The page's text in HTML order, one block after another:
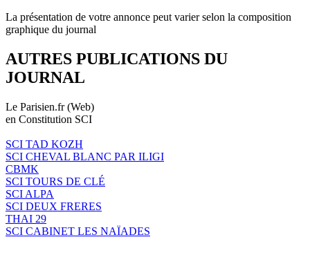
La présentation de votre annonce peut varier selon la composition
graphique du journal
AUTRES PUBLICATIONS DU
JOURNAL
Le Parisien.fr (Web)
en Constitution SCI
SCI TAD KOZH
SCI CHEVAL BLANC PAR ILIGI
CBMK
SCI TOURS DE CLÉ
SCI ALPA
SCI DEUX FRERES
THAI 29
SCI CABINET LES NAÏADES